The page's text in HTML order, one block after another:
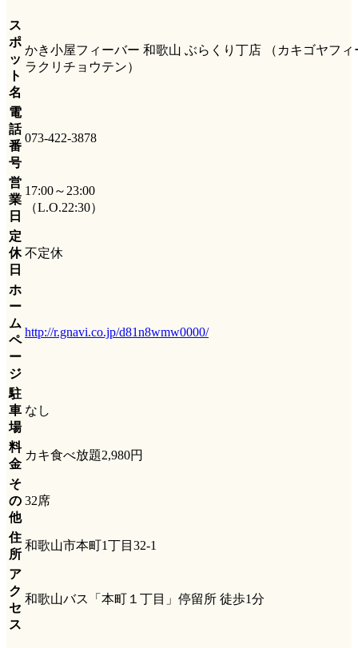
ス
ポ
ッ
ト
名
かき小屋フィーバー 和歌山 ぶらくり丁店 （カキゴヤフ
ラクリチョウテン）
電
話
番
号
073-422-3878
営
業
日
17:00～23:00
（L.O.22:30）
定
休
日
不定休
ホ
ー
ム
ペ
ー
ジ
http://r.gnavi.co.jp/d81n8wmw0000/
駐
車
場
なし
料
金
カキ食べ放題2,980円
そ
の
他
32席
住
所
和歌山市本町1丁目32-1
ア
ク
セ
ス
和歌山バス「本町１丁目」停留所 徒歩1分